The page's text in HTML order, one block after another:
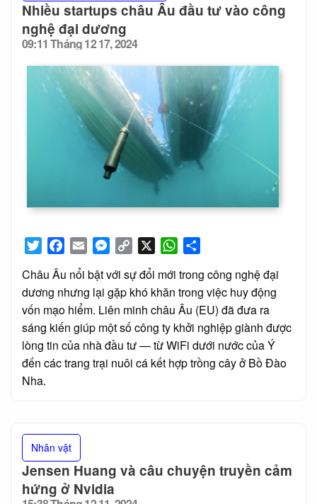
TwitterFacebook
Email Messenger
Copy
WhatsApp
Châu Âu nổi bật với sự đổi mới trong công nghệ đại
dương nhưng lại gặp khó khăn trong việc huy động
vốn mạo hiểm. Liên minh châu Âu (EU) đã đưa ra
sáng kiến giúp một số công ty khởi nghiệp giành được
lòng tin của nhà đầu tư — từ WiFi dưới nước của Ý
đến các trang trại nuôi cá kết hợp trồng cây ở Bồ Đào
Nha.
Nhiều startups châu Âu đầu tư vào công
nghệ đại dương
Posted
on
09:11 Tháng 12 17, 2024
Nhân vật
Jensen Huang và câu chuyện truyền cảm
hứng ở Nvidia